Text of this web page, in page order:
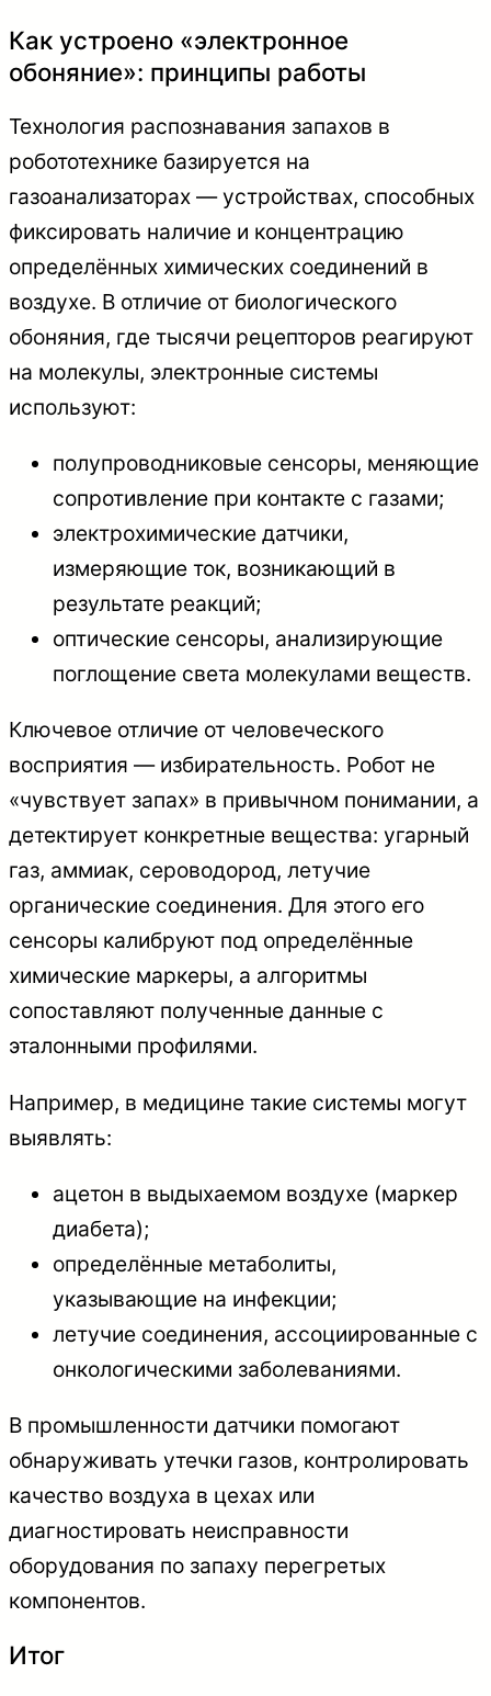
Как устроено «электронное
обоняние»: принципы работы
Технология распознавания запахов в
робототехнике базируется на
газоанализаторах — устройствах, способных
фиксировать наличие и концентрацию
определённых химических соединений в
воздухе. В отличие от биологического
обоняния, где тысячи рецепторов реагируют
на молекулы, электронные системы
используют:
полупроводниковые сенсоры, меняющие
сопротивление при контакте с газами;
электрохимические датчики,
измеряющие ток, возникающий в
результате реакций;
оптические сенсоры, анализирующие
поглощение света молекулами веществ.
Ключевое отличие от человеческого
восприятия — избирательность. Робот не
«чувствует запах» в привычном понимании, а
детектирует конкретные вещества: угарный
газ, аммиак, сероводород, летучие
органические соединения. Для этого его
сенсоры калибруют под определённые
химические маркеры, а алгоритмы
сопоставляют полученные данные с
эталонными профилями.
Например, в медицине такие системы могут
выявлять:
ацетон в выдыхаемом воздухе (маркер
диабета);
определённые метаболиты,
указывающие на инфекции;
летучие соединения, ассоциированные с
онкологическими заболеваниями.
В промышленности датчики помогают
обнаруживать утечки газов, контролировать
качество воздуха в цехах или
диагностировать неисправности
оборудования по запаху перегретых
компонентов.
Итог